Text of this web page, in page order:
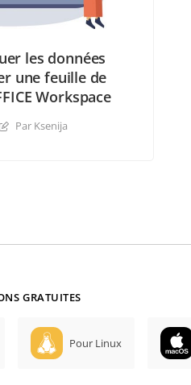
les données
une feuille de
Workspace
Par Ksenija
GRATUITES
Pour Linux